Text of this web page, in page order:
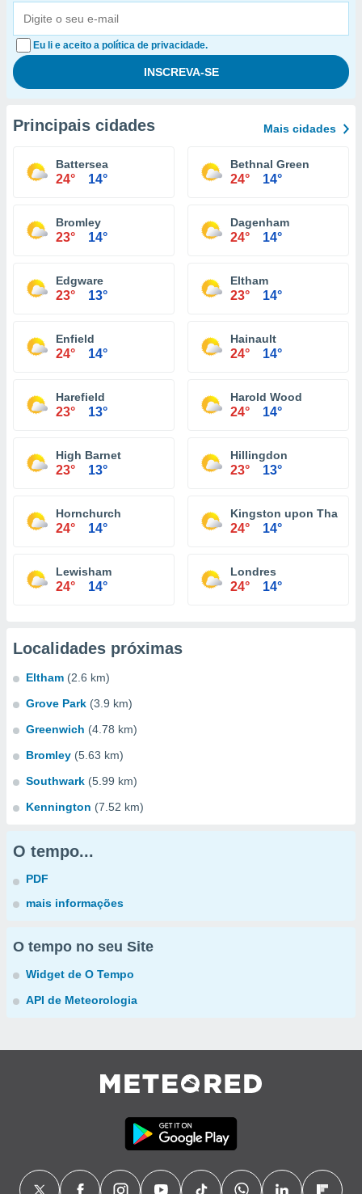
Eu li e aceito a política de privacidade.
Principais cidades Mais cidades
Battersea
24° 14°
Bethnal Green
24° 14°
Bromley
23° 14°
Dagenham
24° 14°
Edgware
23° 13°
Eltham
23° 14°
Enfield
24° 14°
Hainault
24° 14°
Harefield
23° 13°
Harold Wood
24° 14°
High Barnet
23° 13°
Hillingdon
23° 13°
Hornchurch
24° 14°
Kingston upon Thames
24° 14°
Lewisham
24° 14°
Londres
24° 14°
Localidades próximas
Eltham (2.6 km)
Grove Park (3.9 km)
Greenwich (4.78 km)
Bromley (5.63 km)
Southwark (5.99 km)
Kennington (7.52 km)
O tempo...
PDF
mais informações
O tempo no seu Site
Widget de O Tempo
API de Meteorologia